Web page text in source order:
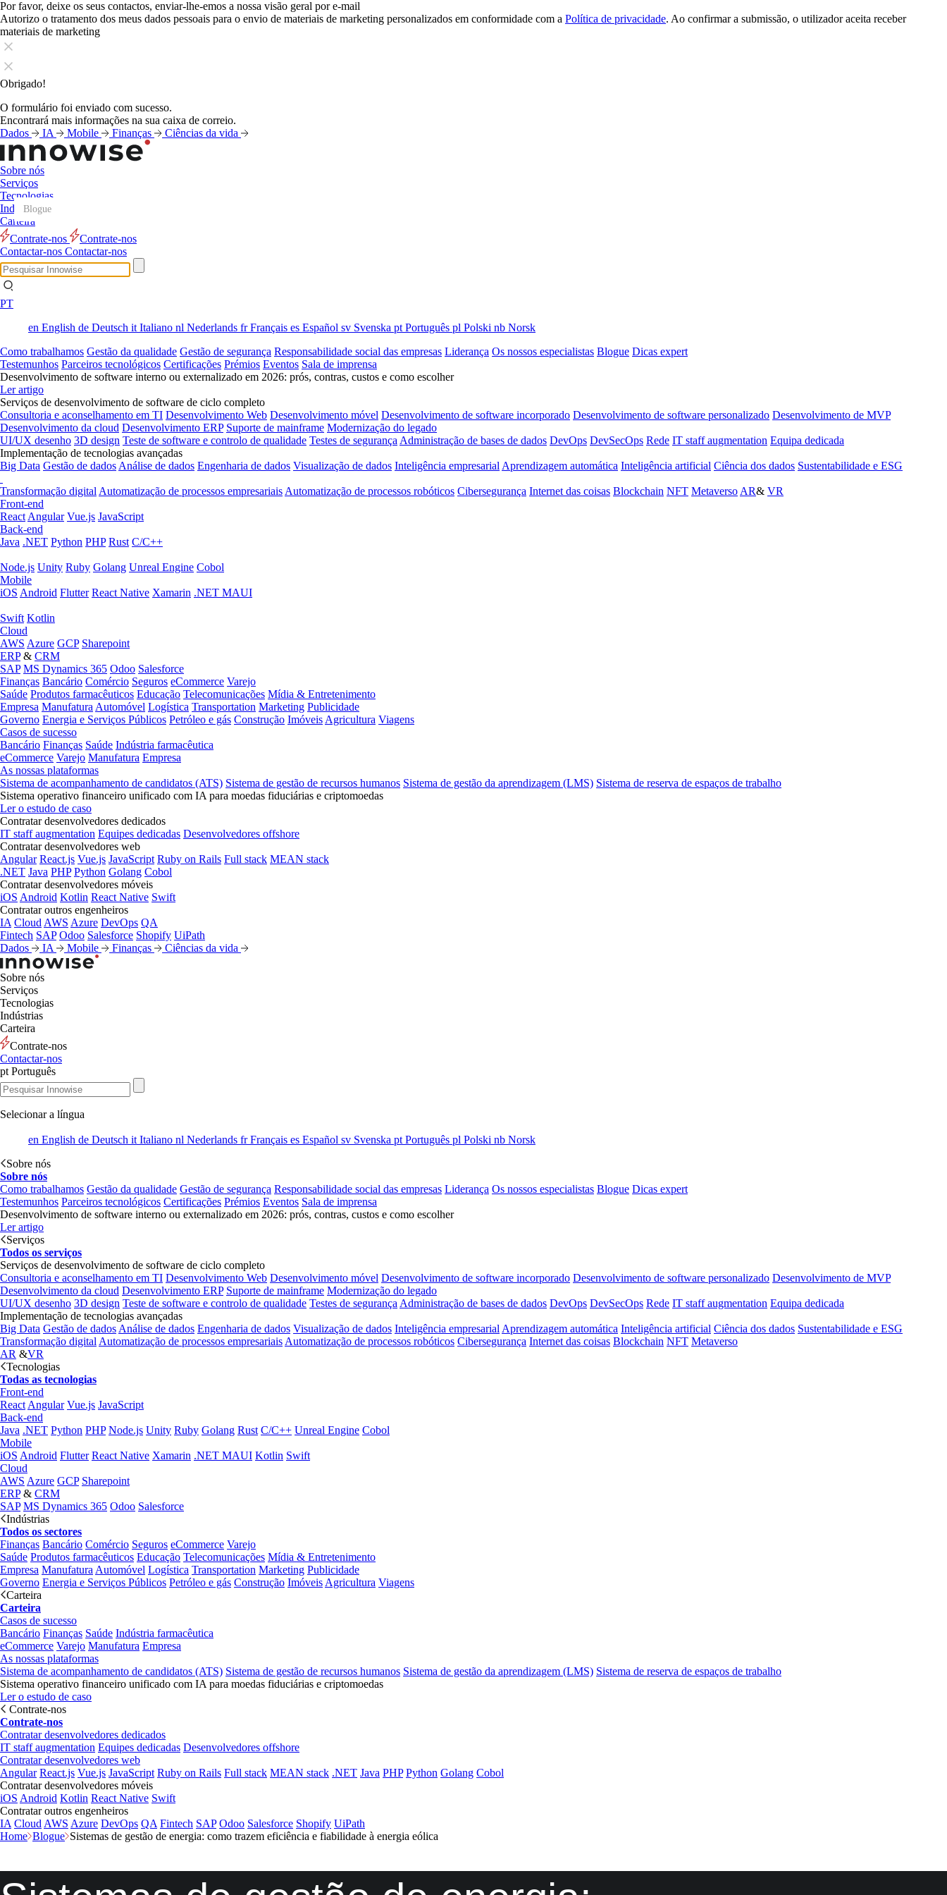
Por favor, deixe os seus contactos, enviar-lhe-emos a nossa visão geral por e-mail
Autorizo o tratamento dos meus dados pessoais para o envio de materiais de marketing personalizados em conformidade com a Política de privacidade. Ao confirmar a submissão, o utilizador aceita receber
materiais de marketing
Obrigado!
O formulário foi enviado com sucesso.
Encontrará mais informações na sua caixa de correio.
Dados
IA Mobile Finanças Ciências da vida
Sobre nós
Serviços
Tecnologias
Indústrias
Carteira
Contrate-nos
Contrate-nos
Contactar-nos Contactar-nos
PT
en English de Deutsch it Italiano nl Nederlands frFrançais es Español sv Svenska pt Português pl Polski nb Norsk
Como trabalhamos Gestão da qualidade Gestão de segurança Responsabilidade social das empresas Liderança Os nossos especialistas Blogue Dicas expert
Testemunhos Parceiros tecnológicos Certificações Prémios Eventos Sala de imprensa
Desenvolvimento de software interno ou externalizado em 2026: prós, contras, custos e como escolher
Ler artigo
Serviços de desenvolvimento de software de ciclo completo
Consultoria e aconselhamento em TI Desenvolvimento Web Desenvolvimento móvel Desenvolvimento de software incorporado Desenvolvimento de software personalizado Desenvolvimento de MVP
Desenvolvimento da cloud Desenvolvimento ERP Suporte de mainframe Modernização do legado
UI/UX desenho 3D design Teste de software e controlo de qualidade Testes de segurança Administração de bases de dados DevOps DevSecOps Rede IT staff augmentation Equipa dedicada
Implementação de tecnologias avançadas
Big Data Gestão de dados Análise de dados Engenharia de dados Visualização de dados Inteligência empresarial Aprendizagem automática Inteligência artificial Ciência dos dados Sustentabilidade e ESG
Transformação digital Automatização de processos empresariais Automatização de processos robóticos Cibersegurança Internet das coisas Blockchain NFT Metaverso AR& VR
Front-end
React Angular Vue.js JavaScript
Back-end
Java .NET Python PHP Rust C/C++
Node.js Unity Ruby Golang Unreal Engine Cobol
Mobile
iOS Android Flutter React Native Xamarin .NET MAUI
Swift Kotlin
Cloud
AWS Azure GCP Sharepoint
ERP& CRM
SAP MS Dynamics 365 Odoo Salesforce
Finanças Bancário Comércio Seguros eCommerce Varejo
Saúde Produtos farmacêuticos Educação Telecomunicações Mídia & Entretenimento
Empresa Manufatura Automóvel Logística Transportation Marketing Publicidade
Governo Energia e Serviços Públicos Petróleo e gás Construção Imóveis Agricultura Viagens
Casos de sucesso
Bancário Finanças Saúde Indústria farmacêutica
eCommerce Varejo Manufatura Empresa
As nossas plataformas
Sistema de acompanhamento de candidatos (ATS) Sistema de gestão de recursos humanos Sistema de gestão da aprendizagem (LMS) Sistema de reserva de espaços de trabalho
Sistema operativo financeiro unificado com IA para moedas fiduciárias e criptomoedas
Ler o estudo de caso
Contratar desenvolvedores dedicados
IT staff augmentation Equipes dedicadas Desenvolvedores offshore
Contratar desenvolvedores web
Angular React.js Vue.js JavaScript Ruby on Rails Full stack MEAN stack
.NET Java PHP Python Golang Cobol
Contratar desenvolvedores móveis
iOS Android Kotlin React Native Swift
Contratar outros engenheiros
IA Cloud AWS Azure DevOps QA
Fintech SAP Odoo Salesforce Shopify UiPath
Dados
IA Mobile Finanças Ciências da vida
Sobre nós
Serviços
Tecnologias
Indústrias
Carteira
Contrate-nos
Contactar-nos
pt Português
Selecionar a língua
en English de Deutsch it Italiano nl Nederlands frFrançais es Español sv Svenska pt Português pl Polski nb Norsk
Sobre nós
Sobre nós
Como trabalhamos Gestão da qualidade Gestão de segurança Responsabilidade social das empresas Liderança Os nossos especialistas Blogue Dicas expert
Testemunhos Parceiros tecnológicos Certificações Prémios Eventos Sala de imprensa
Desenvolvimento de software interno ou externalizado em 2026: prós, contras, custos e como escolher
Ler artigo
Serviços
Todos os serviços
Serviços de desenvolvimento de software de ciclo completo
Consultoria e aconselhamento em TI Desenvolvimento Web Desenvolvimento móvel Desenvolvimento de software incorporado Desenvolvimento de software personalizado Desenvolvimento de MVP
Desenvolvimento da cloud Desenvolvimento ERP Suporte de mainframe Modernização do legado
UI/UX desenho 3D design Teste de software e controlo de qualidade Testes de segurança Administração de bases de dados DevOps DevSecOps Rede IT staff augmentation Equipa dedicada
Implementação de tecnologias avançadas
Big Data Gestão de dados Análise de dados Engenharia de dados Visualização de dados Inteligência empresarial Aprendizagem automática Inteligência artificial Ciência dos dados Sustentabilidade e ESG
Transformação digital Automatização de processos empresariais Automatização de processos robóticos Cibersegurança Internet das coisas Blockchain NFT Metaverso
AR &VR
Tecnologias
Todas as tecnologias
Front-end
React Angular Vue.js JavaScript
Back-end
Java .NET Python PHP Node.js Unity Ruby Golang Rust C/C++ Unreal Engine Cobol
Mobile
iOS Android Flutter React Native Xamarin .NET MAUI Kotlin Swift
Cloud
AWS Azure GCP Sharepoint
ERP& CRM
SAP MS Dynamics 365 Odoo Salesforce
Indústrias
Todos os sectores
Finanças Bancário Comércio Seguros eCommerce Varejo
Saúde Produtos farmacêuticos Educação Telecomunicações Mídia & Entretenimento
Empresa Manufatura Automóvel Logística Transportation Marketing Publicidade
Governo Energia e Serviços Públicos Petróleo e gás Construção Imóveis Agricultura Viagens
Carteira
Carteira
Casos de sucesso
Bancário Finanças Saúde Indústria farmacêutica
eCommerce Varejo Manufatura Empresa
As nossas plataformas
Sistema de acompanhamento de candidatos (ATS) Sistema de gestão de recursos humanos Sistema de gestão da aprendizagem (LMS) Sistema de reserva de espaços de trabalho
Sistema operativo financeiro unificado com IA para moedas fiduciárias e criptomoedas
Ler o estudo de caso
Contrate-nos
Contrate-nos
Contratar desenvolvedores dedicados
IT staff augmentation Equipes dedicadas Desenvolvedores offshore
Contratar desenvolvedores web
Angular React.js Vue.js JavaScript Ruby on Rails Full stack MEAN stack .NET Java PHP Python Golang Cobol
Contratar desenvolvedores móveis
iOS Android Kotlin React Native Swift
Contratar outros engenheiros
IA Cloud AWS Azure DevOps QA Fintech SAP Odoo Salesforce Shopify UiPath
Home Blogue Sistemas de gestão de energia: como trazem eficiência e fiabilidade à energia eólica
Blogue
Blogue
Blogue
Blogue
Blogue
Blogue
Blogue
Blogue
Blogue
Blogue
Blogue
Blogue